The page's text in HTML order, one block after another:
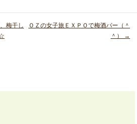
梅干し
ＯＺの女子旅ＥＸＰＯで梅酒バー（＾
＾） →